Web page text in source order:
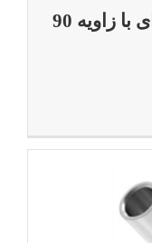
کابلشوی زاویه دار زنگوله ای با زاویه 90